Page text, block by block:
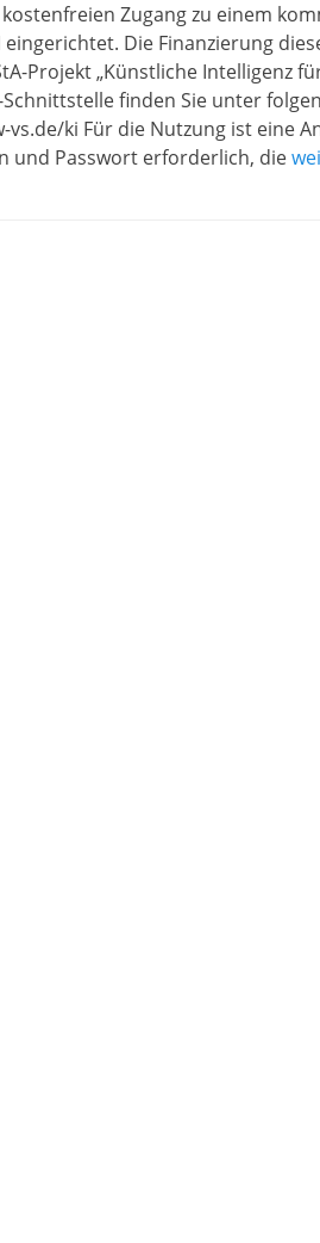
Zugang zu einem
Die Finanzierung
Projekt „Künstliche Intelligenz
finden Sie unter
ki Für die Nutzung ist eine
und Passwort erforderlich, die